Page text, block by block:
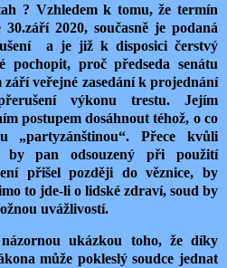
? Vzhledem k tomu, že termín
2020, současně je podaná
a je již k disposici čerstvý
pochopit, proč předseda senátu
veřejné zasedání k projednání
výkonu trestu. Jejím
postupem dosáhnout téhož, o co
„partyzánštinou“. Přece kvůli
pan odsouzený při použití
přišel později do věznice, by
to jde-li o lidské zdraví, soud by
uvážlivostí.
ukázkou toho, že díky
může pokleslý soudce jednat